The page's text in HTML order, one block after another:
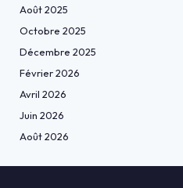
Août 2025
Octobre 2025
Décembre 2025
Février 2026
Avril 2026
Juin 2026
Août 2026